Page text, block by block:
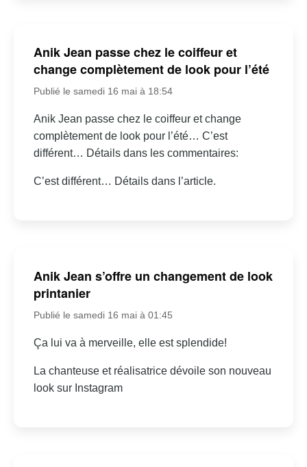
Anik Jean passe chez le coiffeur et
change complètement de look pour l’été
Publié le samedi 16 mai à 18:54
Anik Jean passe chez le coiffeur et change
complètement de look pour l’été… C’est
différent… Détails dans les commentaires:
C’est différent… Détails dans l’article.
Anik Jean s’offre un changement de look
printanier
Publié le samedi 16 mai à 01:45
Ça lui va à merveille, elle est splendide!
La chanteuse et réalisatrice dévoile son nouveau
look sur Instagram